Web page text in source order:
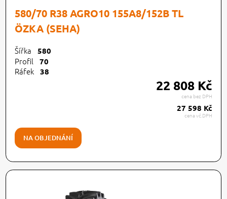
580/70 R38 AGRO10 155A8/152B TL
ÖZKA (SEHA)
Šířka 580
Profil 70
Ráfek 38
22 808 Kč
cena bez DPH
27 598 Kč
cena vč.DPH
NA OBJEDNÁNÍ